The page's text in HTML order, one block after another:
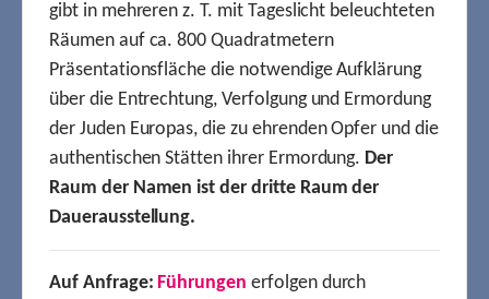
gibt in mehreren z. T. mit Tageslicht beleuchteten
Räumen auf ca. 800 Quadratmetern
Präsentationsfläche die notwendige Aufklärung
über die Entrechtung, Verfolgung und Ermordung
der Juden Europas, die zu ehrenden Opfer und die
authentischen Stätten ihrer Ermordung. Der
Raum der Namen ist der dritte Raum der
Dauerausstellung.
Auf Anfrage: Führungen erfolgen durch